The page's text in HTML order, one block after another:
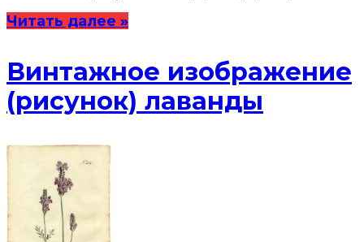
Читать далее »
Винтажное изображение
(рисунок) лаванды